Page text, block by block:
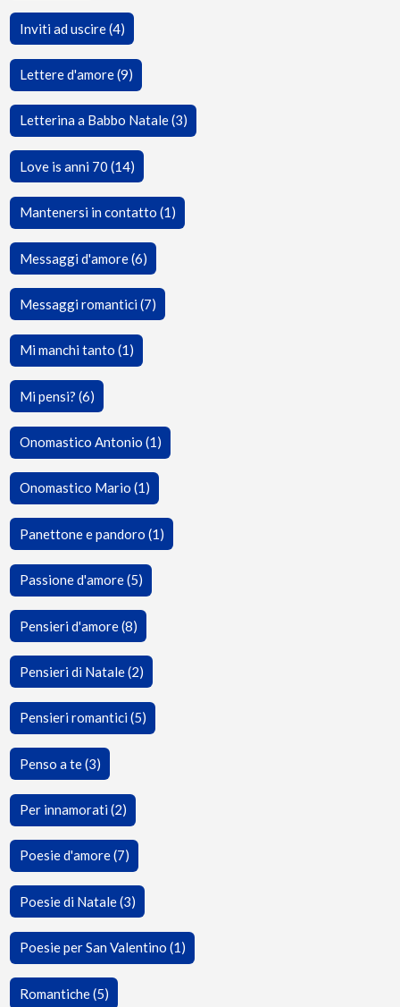
Inviti ad uscire (4)
Lettere d'amore (9)
Letterina a Babbo Natale (3)
Love is anni 70 (14)
Mantenersi in contatto (1)
Messaggi d'amore (6)
Messaggi romantici (7)
Mi manchi tanto (1)
Mi pensi? (6)
Onomastico Antonio (1)
Onomastico Mario (1)
Panettone e pandoro (1)
Passione d'amore (5)
Pensieri d'amore (8)
Pensieri di Natale (2)
Pensieri romantici (5)
Penso a te (3)
Per innamorati (2)
Poesie d'amore (7)
Poesie di Natale (3)
Poesie per San Valentino (1)
Romantiche (5)